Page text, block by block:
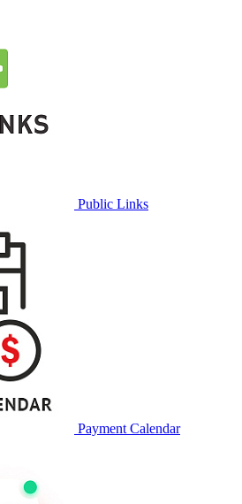
Public Links
Payment Calendar